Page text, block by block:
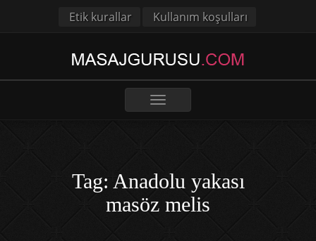
Etik kurallar Kullanım koşulları
Toggle
Tag: Anadolu yakası
masöz melis